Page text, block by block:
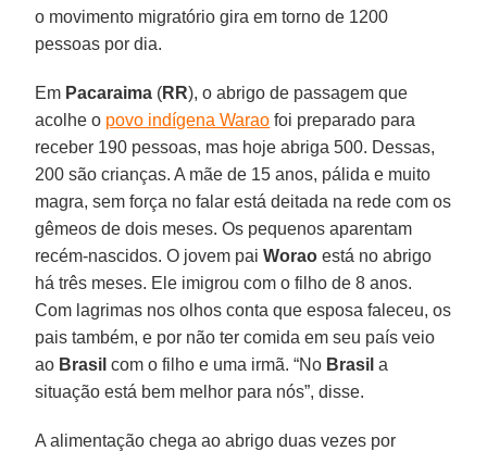
o movimento migratório gira em torno de 1200
pessoas por dia.
Em Pacaraima (RR), o abrigo de passagem que
acolhe o povo indígena Warao foi preparado para
receber 190 pessoas, mas hoje abriga 500. Dessas,
200 são crianças. A mãe de 15 anos, pálida e muito
magra, sem força no falar está deitada na rede com os
gêmeos de dois meses. Os pequenos aparentam
recém-nascidos. O jovem paiWorao está no abrigo
há três meses. Ele imigrou com o filho de 8 anos.
Com lagrimas nos olhos conta que esposa faleceu, os
pais também, e por não ter comida em seu país veio
ao Brasil com o filho e uma irmã. “No Brasil a
situação está bem melhor para nós”, disse.
A alimentação chega ao abrigo duas vezes por